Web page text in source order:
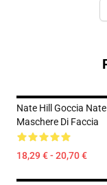
Nate Hill Goccia Nate
Maschere Di Faccia
18,29 € - 20,70 €